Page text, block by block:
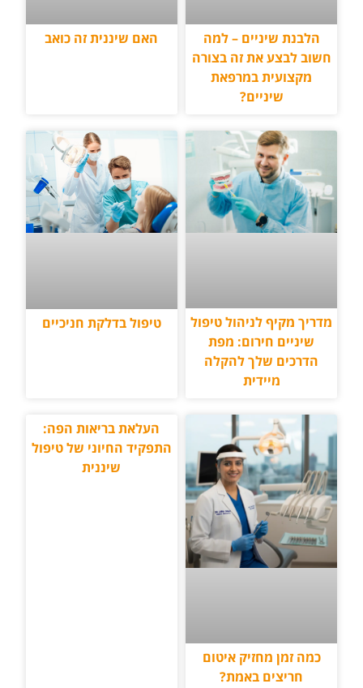
הלבנת שיניים – למה
חשוב לבצע את זה בצורה
מקצועית במרפאת
שיניים?
האם שיננית זה כואב
מדריך מקיף לניהול טיפול
שיניים חירום: מפת
הדרכים שלך להקלה
מיידית
טיפול בדלקת חניכיים
כמה זמן מחזיק איטום
חריצים באמת?
העלאת בריאות הפה:
התפקיד החיוני של טיפול
שיננית